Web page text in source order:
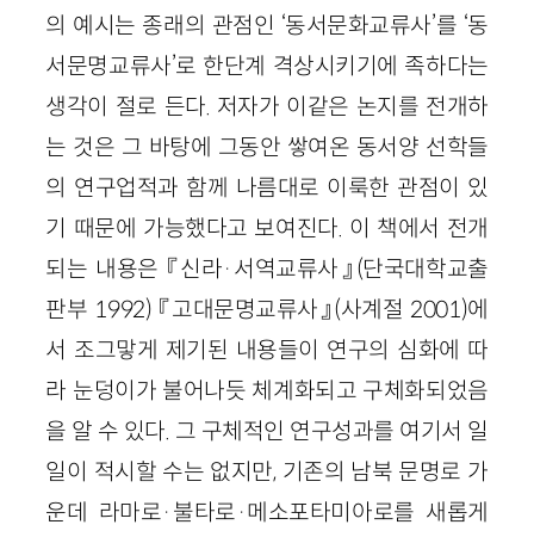
의 예시는 종래의 관점인 ‘동서문화교류사’를 ‘동
서문명교류사’로 한단계 격상시키기에 족하다는
생각이 절로 든다. 저자가 이같은 논지를 전개하
는 것은 그 바탕에 그동안 쌓여온 동서양 선학들
의 연구업적과 함께 나름대로 이룩한 관점이 있
기 때문에 가능했다고 보여진다. 이 책에서 전개
되는 내용은 『신라·서역교류사』(단국대학교출
판부 1992) 『고대문명교류사』(사계절 2001)에
서 조그맣게 제기된 내용들이 연구의 심화에 따
라 눈덩이가 불어나듯 체계화되고 구체화되었음
을 알 수 있다. 그 구체적인 연구성과를 여기서 일
일이 적시할 수는 없지만, 기존의 남북 문명로 가
운데 라마로·불타로·메소포타미아로를 새롭게